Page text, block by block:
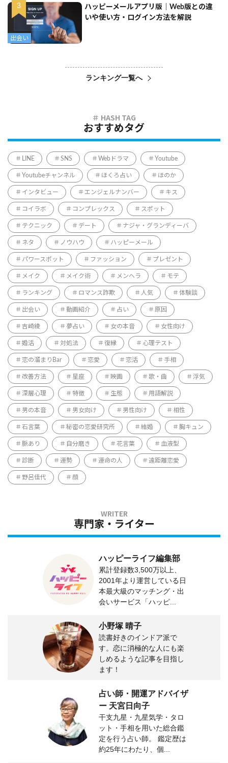
出会い
ハッピーメールアプリ版｜Web版との違
いや使い方・ログイン方法を解説
ランキング一覧へ
おすすめタグ
LINE SNS Webドラマ Youtube
Youtubeチャンネル ほくろ占い ほのか
インタビュー エンジェルナンバー キス
コイラボ コンプレックス スポット
テクニック デート ナジャ・グランディーバ
ネタ ノウハウ ハッピーメール
パワースポット ファッション プレゼント
メイク メイク術 メンヘラ モテ
ランキング ロマンス詐欺 人気 体験談
出会い 動画紹介 占い 原因
吉崎綾 夢占い 女の本音 女性向け
婚活 対処法 復縁 心理テスト
恋の溜まりBar 恋愛 恋活 手相
改善方法 星座 映画 歌・曲 浮気
深層心理 特徴 生態 用語解説
男の本音 男女向け 男性向け 相性
石言葉 秘密の恋愛研究所 結婚 胸キュン
脈あり 自分磨き 花言葉 血液型
診断 運勢 運命の人 遠距離恋愛
野呂佳代 顔
専門家・ライター
ハッピーライフ編集部
累計登録数3,500万以上、
2001年より運営している日
本最大級のマッチング・出
会いサービス「ハッピ...
小野塚 晴子
読書好きのインドア派で
す。恋に消極的な人にも楽
しめるような記事を目指し
ます！
占い師・開運アドバイザ
ー 天宮日向子
干支九星・九星気学・タロ
ット・手相を用いた総合鑑
定を行う占い師。 鑑定歴は
約25年にわたり、個...